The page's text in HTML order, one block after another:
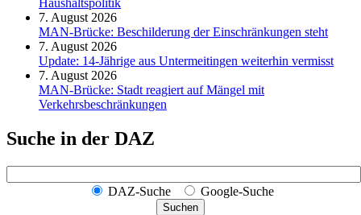
Haushaltspolitik
7. August 2026
MAN-Brücke: Beschilderung der Einschränkungen steht
7. August 2026
Update: 14-Jährige aus Untermeitingen weiterhin vermisst
7. August 2026
MAN-Brücke: Stadt reagiert auf Mängel mit
Verkehrsbeschränkungen
Suche in der DAZ
DAZ-Suche Google-Suche
Suchen